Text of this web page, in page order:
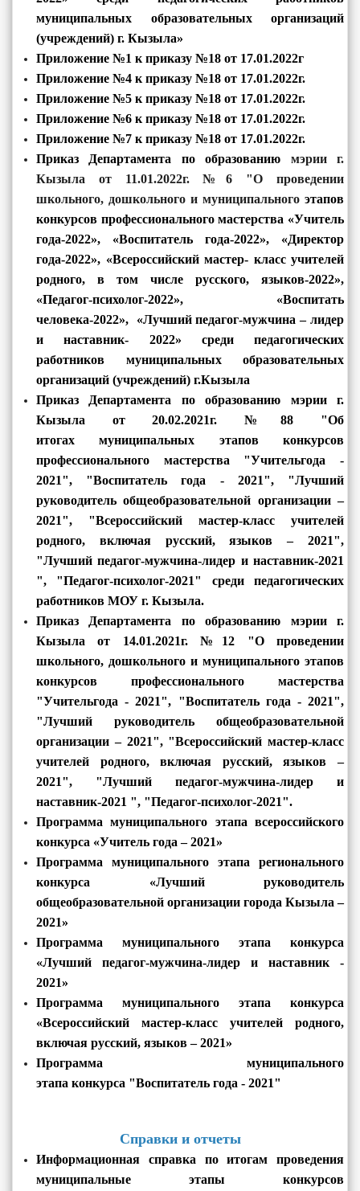
муниципальных образовательных организаций
(учреждений) г. Кызыла»
Приложение №1 к приказу №18 от 17.01.2022г
Приложение №4 к приказу №18 от 17.01.2022г.
Приложение №5 к приказу №18 от 17.01.2022г.
Приложение №6 к приказу №18 от 17.01.2022г.
Приложение №7 к приказу №18 от 17.01.2022г.
Приказ Департамента по образованию мэрии г.
Кызыла от 11.01.2022г. №6 "О проведении
школьного, дошкольного и муниципального этапов
конкурсов профессионального мастерства «Учитель
года-2022», «Воспитатель года-2022», «Директор
года-2022», «Всероссийский мастер- класс учителей
родного, в том числе русского, языков-2022»,
«Педагог-психолог-2022», «Воспитать
человека-2022», «Лучший педагог-мужчина – лидер
и наставник- 2022» среди педагогических
работников муниципальных образовательных
организаций (учреждений) г.Кызыла
Приказ Департамента по образованию мэрии г.
Кызыла от 20.02.2021г. №88 "Об
итогах муниципальных этапов конкурсов
профессионального мастерства "Учительгода -
2021", "Воспитатель года - 2021", "Лучший
руководитель общеобразовательной организации –
2021", "Всероссийский мастер-класс учителей
родного, включая русский, языков – 2021",
"Лучший педагог-мужчина-лидер и наставник-2021
", "Педагог-психолог-2021" среди педагогических
работников МОУ г. Кызыла.
Приказ Департамента по образованию мэрии г.
Кызыла от 14.01.2021г. №12 "О проведении
школьного, дошкольного и муниципального этапов
конкурсов профессионального мастерства
"Учительгода - 2021", "Воспитатель года - 2021",
"Лучший руководитель общеобразовательной
организации – 2021", "Всероссийский мастер-класс
учителей родного, включая русский, языков –
2021", "Лучший педагог-мужчина-лидер и
наставник-2021 ", "Педагог-психолог-2021".
Программа муниципального этапа всероссийского
конкурса «Учитель года – 2021»
Программа муниципального этапа регионального
конкурса «Лучший руководитель
общеобразовательной организации города Кызыла –
2021»
Программа муниципального этапа конкурса
«Лучший педагог-мужчина-лидер и наставник -
2021»
Программа муниципального этапа конкурса
«Всероссийский мастер-класс учителей родного,
включая русский, языков – 2021»
Программа муниципального
этапа конкурса "Воспитатель года - 2021"
Справки и отчеты
Информационная справка по итогам проведения
муниципальные этапы конкурсов